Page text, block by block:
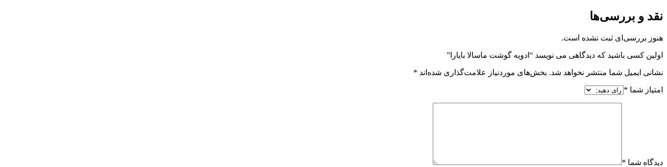
نقد و بررسی‌ها
هنوز بررسی‌ای ثبت نشده است.
اولین کسی باشید که دیدگاهی می نویسد “ادویه گوشت ماسالا بایارا”
نشانی ایمیل شما منتشر نخواهد شد. بخش‌های موردنیاز علامت‌گذاری شده‌اند *
امتیاز شما *
دیدگاه شما *